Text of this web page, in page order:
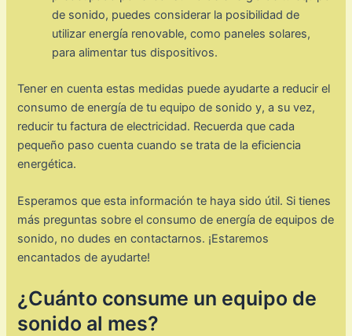
de sonido, puedes considerar la posibilidad de
utilizar energía renovable, como paneles solares,
para alimentar tus dispositivos.
Tener en cuenta estas medidas puede ayudarte a reducir el
consumo de energía de tu equipo de sonido y, a su vez,
reducir tu factura de electricidad. Recuerda que cada
pequeño paso cuenta cuando se trata de la eficiencia
energética.
Esperamos que esta información te haya sido útil. Si tienes
más preguntas sobre el consumo de energía de equipos de
sonido, no dudes en contactarnos. ¡Estaremos
encantados de ayudarte!
¿Cuánto consume un equipo de
sonido al mes?